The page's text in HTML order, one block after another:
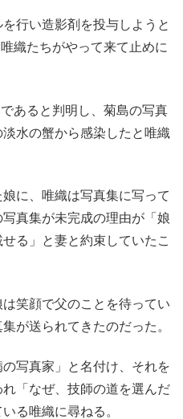
行い造影剤を投与しようと
織たちがやって来て止めに
あると判明し、菊島の写真
水の蟹から感染したと唯織
に、唯織は写真集に写って
真集が未完成の理由が「娘
る」と妻と約束していたこ
笑顔で父のことを待ってい
が送られてきたのだった。
写真家」と名付け、それを
「なぜ、技師の道を選んだ
る唯織に尋ねる。